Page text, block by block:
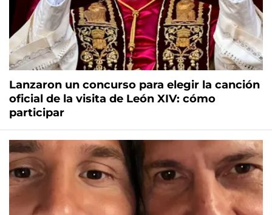
Lanzaron un concurso para elegir la canción
oficial de la visita de León XIV: cómo
participar